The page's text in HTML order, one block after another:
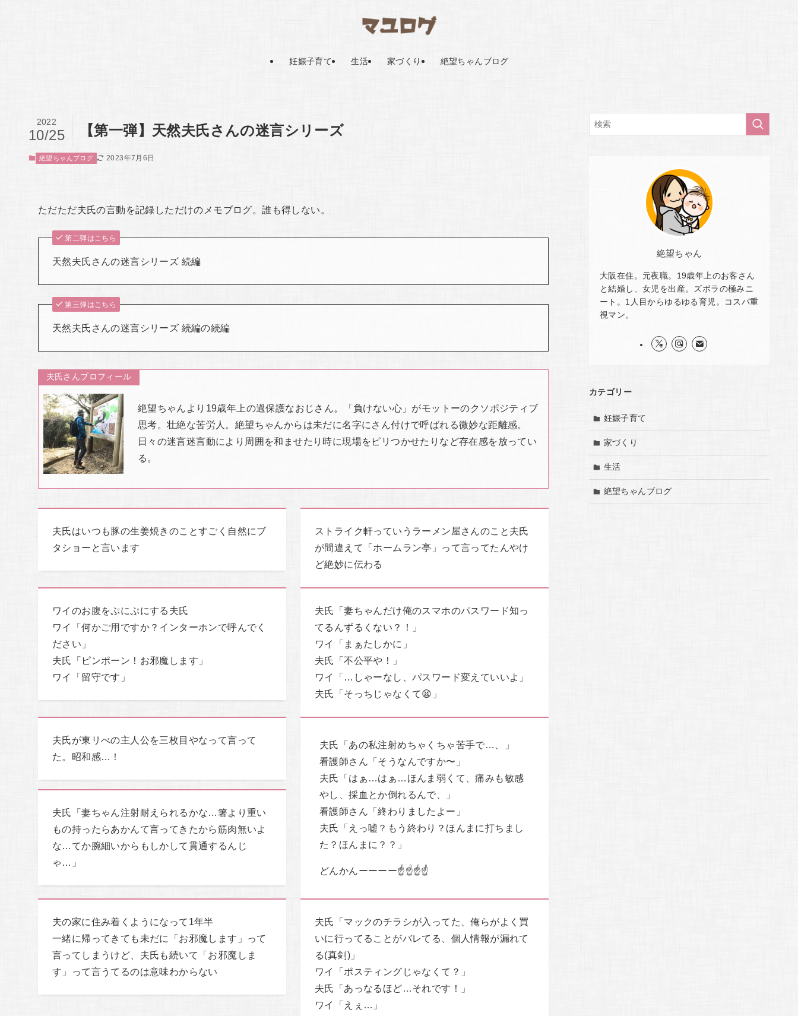
妊娠子育て 生活 家づくり 絶望ちゃんブログ
【第一弾】天然夫氏さんの迷言シリーズ
2022
10/25
絶望ちゃんブログ 2023年7月6日
ただただ夫氏の言動を記録しただけのメモブログ。誰も得しない。
第二弾はこちら
天然夫氏さんの迷言シリーズ 続編
第三弾はこちら
天然夫氏さんの迷言シリーズ 続編の続編
夫氏さんプロフィール
絶望ちゃんより19歳年上の過保護なおじさん。「負けない心」がモットーのクソポジティブ
思考。壮絶な苦労人。絶望ちゃんからは未だに名字にさん付けで呼ばれる微妙な距離感。
日々の迷言迷言動により周囲を和ませたり時に現場をピリつかせたりなど存在感を放ってい
る。
夫氏はいつも豚の生姜焼きのことすごく自然にブ
タショーと言います
ストライク軒っていうラーメン屋さんのこと夫氏
が間違えて「ホームラン亭」って言ってたんやけ
ど絶妙に伝わる
ワイのお腹をぷにぷにする夫氏
ワイ「何かご用ですか？インターホンで呼んでく
ださい」
夫氏「ピンポーン！お邪魔します」
ワイ「留守です」
夫氏「妻ちゃんだけ俺のスマホのパスワード知っ
てるんずるくない？！」
ワイ「まぁたしかに」
夫氏「不公平や！」
ワイ「…しゃーなし、パスワード変えていいよ」
夫氏「そっちじゃなくて😫」
夫氏が東リべの主人公を三枚目やなって言って
た。昭和感…！
夫氏「妻ちゃん注射耐えられるかな…箸より重い
もの持ったらあかんて言ってきたから筋肉無いよ
な…てか腕細いからもしかして貫通するんじ
ゃ…」
夫氏「あの私注射めちゃくちゃ苦手で…、」
看護師さん「そうなんですか〜」
夫氏「はぁ…はぁ…ほんま弱くて、痛みも敏感
やし、採血とか倒れるんで、」
看護師さん「終わりましたよー」
夫氏「えっ嘘？もう終わり？ほんまに打ちまし
た？ほんまに？？」
どんかんーーーー☝️☝️☝️☝️
夫の家に住み着くようになって1年半
一緒に帰ってきても未だに「お邪魔します」って
言ってしまうけど、夫氏も続いて「お邪魔しま
す」って言うてるのは意味わからない
夫氏「マックのチラシが入ってた、俺らがよく買
いに行ってることがバレてる、個人情報が漏れて
る(真剣)」
ワイ「ポスティングじゃなくて？」
夫氏「あっなるほど…それです！」
ワイ「えぇ…」
絶望ちゃん
大阪在住。元夜職。19歳年上のお客さん
と結婚し、女児を出産。ズボラの極みニ
ート。1人目からゆるゆる育児。コスパ重
視マン。
カテゴリー
妊娠子育て
家づくり
生活
絶望ちゃんブログ